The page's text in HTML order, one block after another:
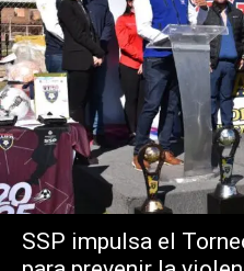
SSP impulsa el